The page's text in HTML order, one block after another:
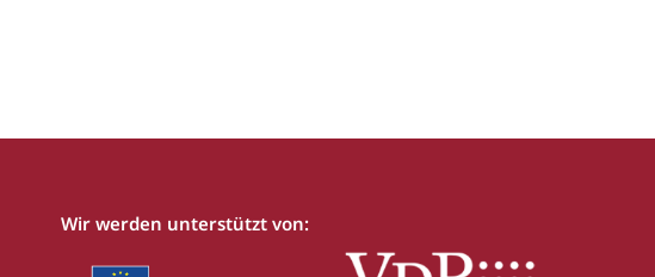
Wir werden unterstützt von: